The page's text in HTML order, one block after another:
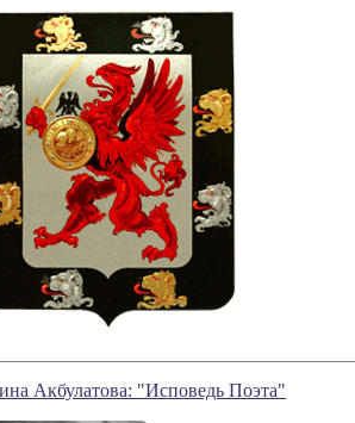
Акбулатова: "Исповедь Поэта"